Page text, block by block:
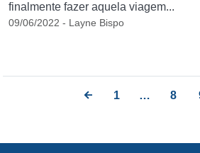
finalmente fazer aquela viagem...
09/06/2022 - Layne Bispo
1 … 8